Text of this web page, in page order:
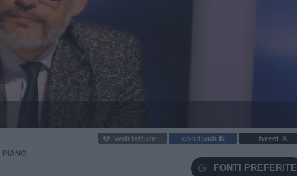
vedi letture condividi
tweet
PIANO
FONTI PREFERITE